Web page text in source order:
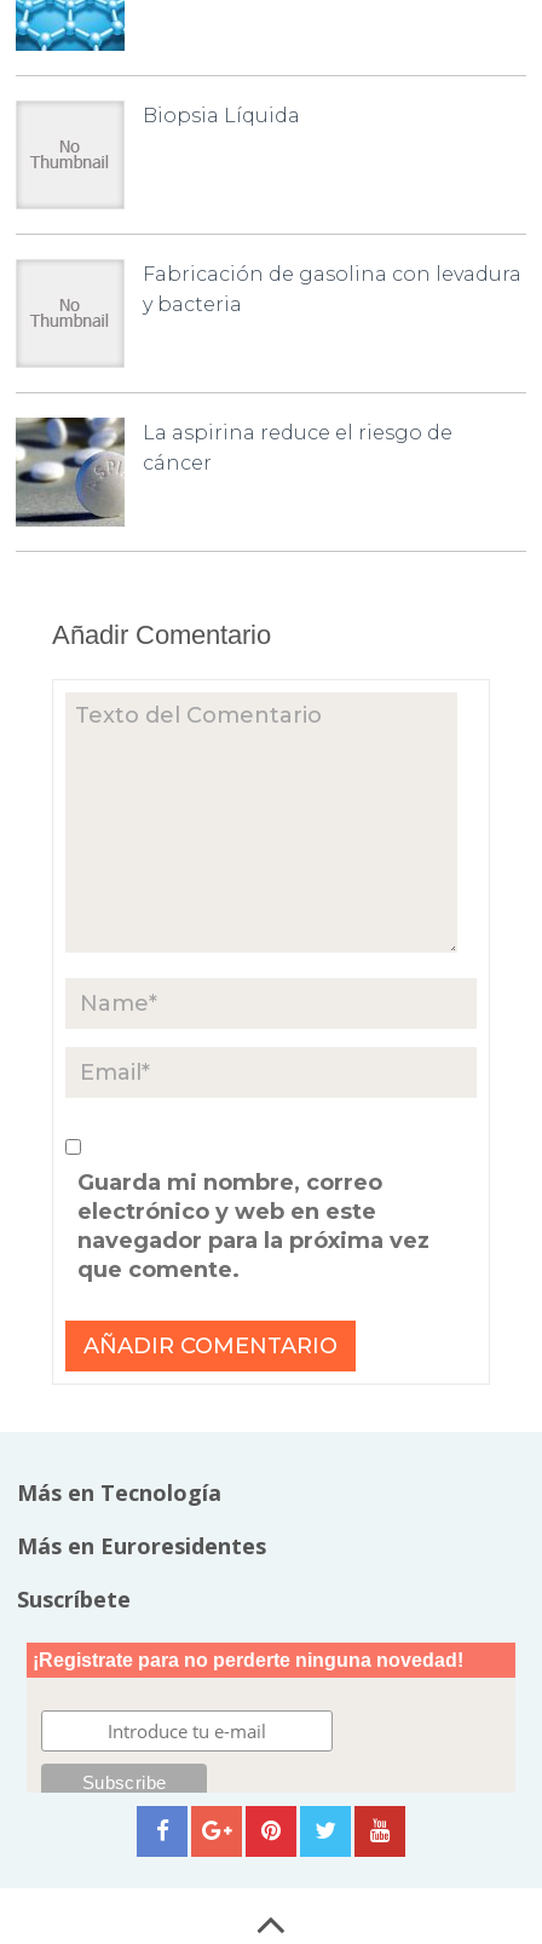
Biopsia Líquida
Fabricación de gasolina con levadura
y bacteria
La aspirina reduce el riesgo de
cáncer
Añadir Comentario
Guarda mi nombre, correo
electrónico y web en este
navegador para la próxima vez
que comente.
Más en Tecnología
Más en Euroresidentes
Suscríbete